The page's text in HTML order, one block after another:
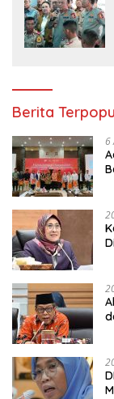
Berita
6